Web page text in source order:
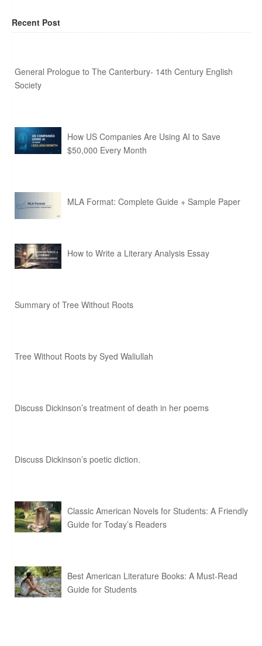
Recent Post
General Prologue to The Canterbury- 14th Century English
Society
How US Companies Are Using AI to Save
$50,000 Every Month
MLA Format: Complete Guide + Sample Paper
How to Write a Literary Analysis Essay
Summary of Tree Without Roots
Tree Without Roots by Syed Waliullah
Discuss Dickinson’s treatment of death in her poems
Discuss Dickinson’s poetic diction.
Classic American Novels for Students: A Friendly
Guide for Today’s Readers
Best American Literature Books: A Must-Read
Guide for Students